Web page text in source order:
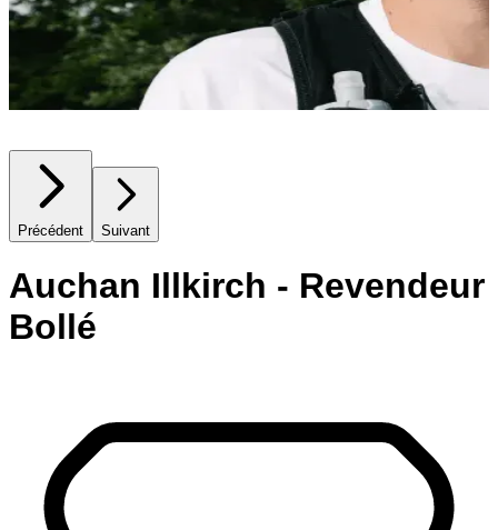
Précédent Suivant
Auchan Illkirch - Revendeur
Bollé